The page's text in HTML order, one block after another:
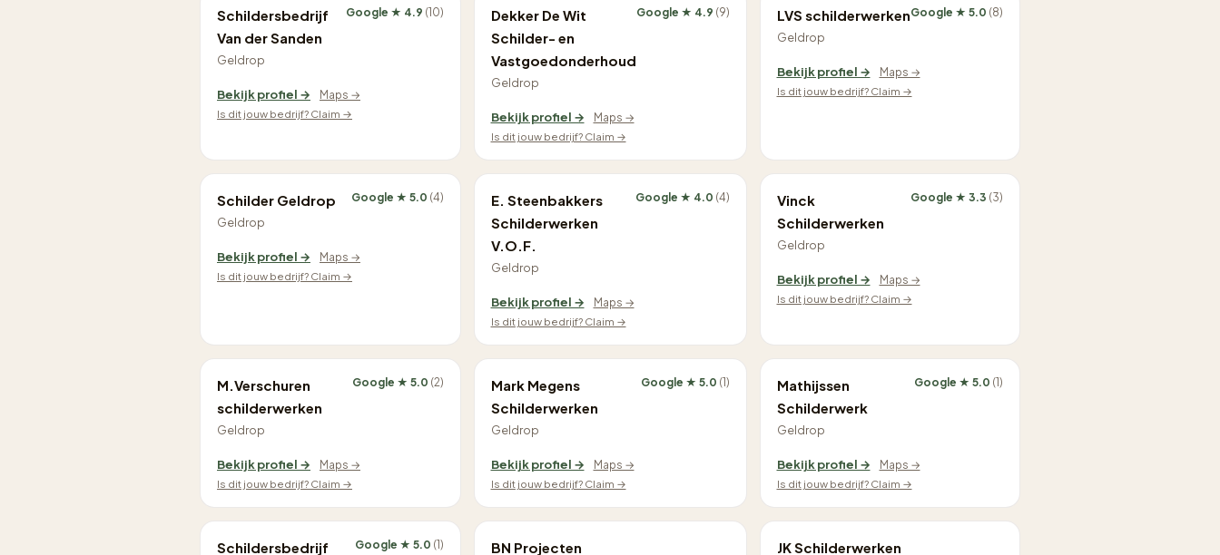
Schildersbedrijf
Van der Sanden
Geldrop
Google ★ 4.9 (10)
Bekijk profiel →
Maps →
Is dit jouw bedrijf? Claim →
Dekker De Wit
Schilder- en
Vastgoedonderhoud
Geldrop
Google ★ 4.9 (9)
Bekijk profiel →
Maps →
Is dit jouw bedrijf? Claim →
LVS schilderwerken
Geldrop
Google ★ 5.0 (8)
Bekijk profiel →
Maps →
Is dit jouw bedrijf? Claim →
Schilder Geldrop
Geldrop
Google ★ 5.0 (4)
Bekijk profiel →
Maps →
Is dit jouw bedrijf? Claim →
E. Steenbakkers
Schilderwerken
V.O.F.
Geldrop
Google ★ 4.0 (4)
Bekijk profiel →
Maps →
Is dit jouw bedrijf? Claim →
Vinck
Schilderwerken
Geldrop
Google ★ 3.3 (3)
Bekijk profiel →
Maps →
Is dit jouw bedrijf? Claim →
M.Verschuren
schilderwerken
Geldrop
Google ★ 5.0 (2)
Bekijk profiel →
Maps →
Is dit jouw bedrijf? Claim →
Mark Megens
Schilderwerken
Geldrop
Google ★ 5.0 (1)
Bekijk profiel →
Maps →
Is dit jouw bedrijf? Claim →
Mathijssen
Schilderwerk
Geldrop
Google ★ 5.0 (1)
Bekijk profiel →
Maps →
Is dit jouw bedrijf? Claim →
Schildersbedrijf
Google ★ 5.0 (1) BN Projecten JK Schilderwerken